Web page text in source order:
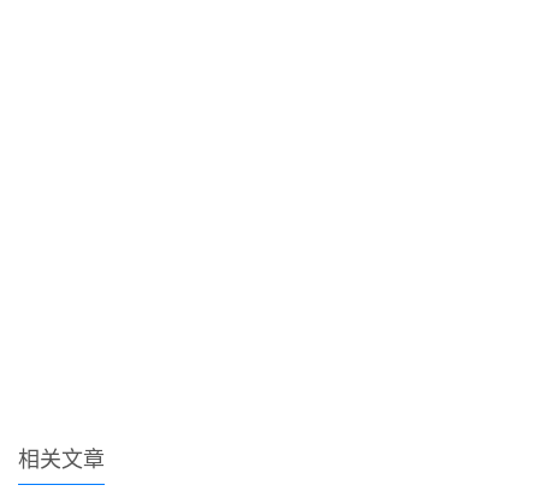
相关文章